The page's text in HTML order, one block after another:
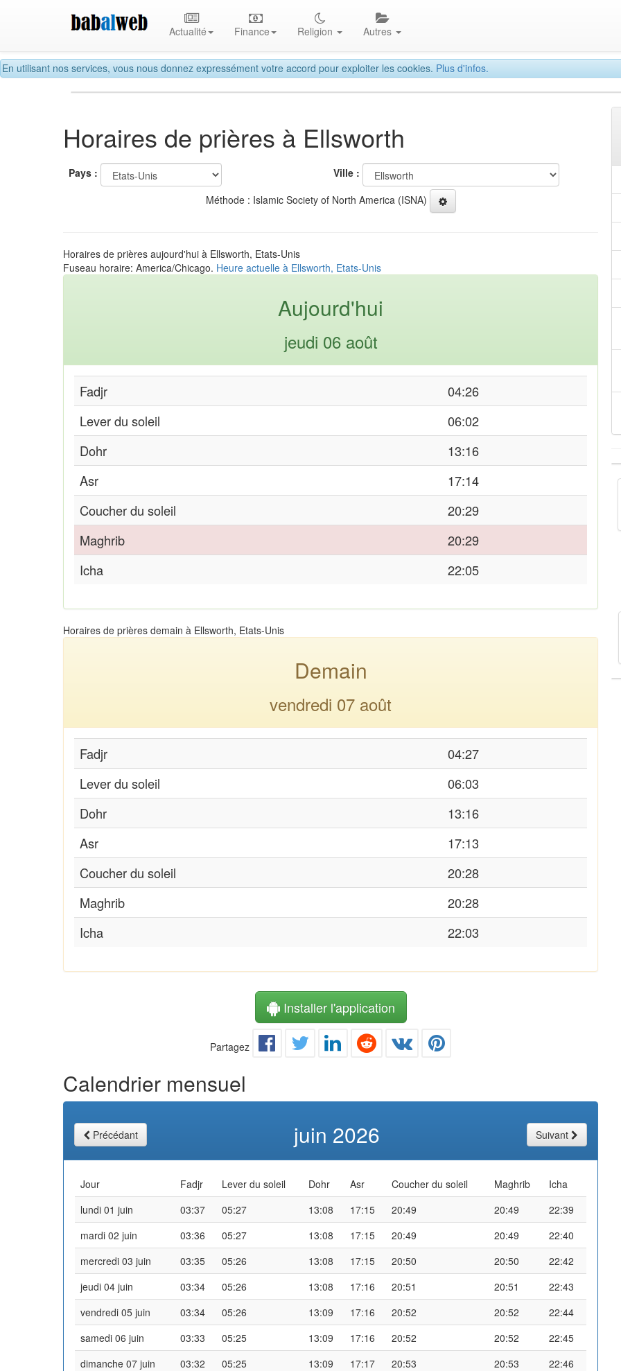
En utilisant nos services, vous nous donnez expressément votre accord pour exploiter les cookies. Plus d'infos.
Actualité Finance Religion Autres
Horaires de prières à Ellsworth
Pays :
Ville :
Méthode : Islamic Society of North America (ISNA)
Horaires de prières aujourd'hui à Ellsworth, Etats-Unis
Fuseau horaire: America/Chicago. Heure actuelle à Ellsworth, Etats-Unis
Aujourd'hui
jeudi 06 août
Fadjr
04:26
Lever du soleil
06:02
Dohr
13:16
Asr
17:14
Coucher du soleil
20:29
Maghrib
20:29
Icha
22:05
Horaires de prières demain à Ellsworth, Etats-Unis
Demain
vendredi 07 août
Fadjr
04:27
Lever du soleil
06:03
Dohr
13:16
Asr
17:13
Coucher du soleil
20:28
Maghrib
20:28
Icha
22:03
Installer l'application
Partagez
Calendrier mensuel
Précédant juin 2026 Suivant
Jour Fadjr Lever du soleil Dohr Asr Coucher du soleil Maghrib
Icha
lundi 01 juin
03:37 05:27 13:08 17:15 20:49 20:49
22:39
mardi 02 juin
03:36 05:27 13:08 17:15 20:49 20:49
22:40
mercredi 03 juin
03:35 05:26 13:08 17:15 20:50 20:50
22:42
jeudi 04 juin
03:34 05:26 13:08 17:16 20:51 20:51
22:43
vendredi 05 juin
03:34 05:26 13:09 17:16 20:52 20:52
22:44
samedi 06 juin
03:33 05:25 13:09 17:16 20:52 20:52
22:45
dimanche 07 juin
03:32 05:25 13:09 17:17 20:53 20:53
22:46